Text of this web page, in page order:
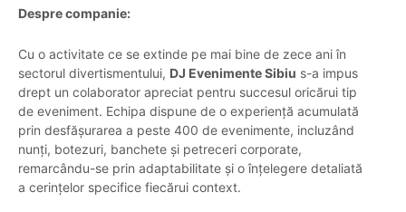
Despre companie:
Cu o activitate ce se extinde pe mai bine de zece ani în
sectorul divertismentului, DJ Evenimente Sibiu s-a impus
drept un colaborator apreciat pentru succesul oricărui tip
de eveniment. Echipa dispune de o experiență acumulată
prin desfășurarea a peste 400 de evenimente, incluzând
nunți, botezuri, banchete și petreceri corporate,
remarcându-se prin adaptabilitate și o înțelegere detaliată
a cerințelor specifice fiecărui context.